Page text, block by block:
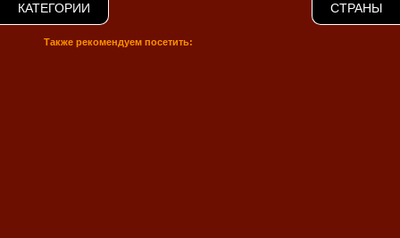
КАТЕГОРИИ СТРАНЫ
Также рекомендуем посетить: